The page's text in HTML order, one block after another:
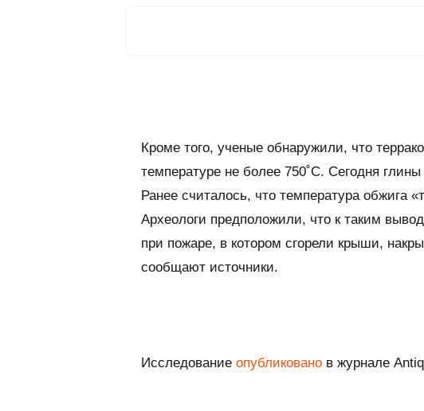
Кроме того, ученые обнаружили, что
температуре не более 750˚C. Сегодня
Ранее считалось, что температура обжига
Археологи предположили, что к таким
при пожаре, в котором сгорели крыши,
сообщают источники.
Исследование опубликовано в журнале